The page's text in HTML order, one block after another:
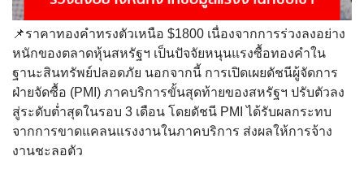
📌ราคาทองคำทรงตัวเหนือ $1800 เนื่องจากการร่วงลงอย่าง
หนักของตลาดหุ้นสหรัฐฯ เป็นปัจจัยหนุนแรงซื้อทองคำใน
ฐานะสินทรัพย์ปลอดภัย นอกจากนี้ การเปิดเผยดัชนีผู้จัดการ
ฝ่ายจัดซื้อ (PMI) ภาคบริการขั้นสุดท้ายของสหรัฐฯ ปรับตัวลง
สู่ระดับต่ำสุดในรอบ 3 เดือน โดยดัชนี PMI ได้รับผลกระทบ
จากการขาดแคลนแรงงานในภาคบริการ ส่งผลให้การจ้าง
งานชะลอตัว